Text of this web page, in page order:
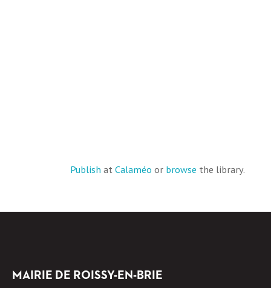
Publish at Calaméo or browse the library.
MAIRIE DE ROISSY-EN-BRIE